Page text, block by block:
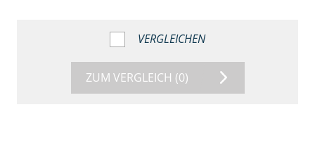
VERGLEICHEN
ZUM VERGLEICH (0)